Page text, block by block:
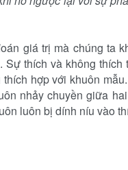
giá trị mà chúng ta
thích và không thích
hợp với khuôn
nhảy chuyền giữa
luôn bị dính níu vào